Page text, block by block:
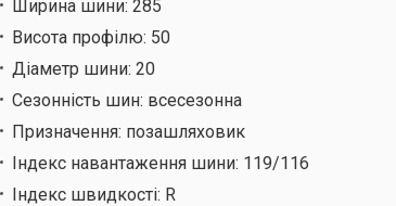
Ширина шини: 285
Висота профілю: 50
Діаметр шини: 20
Сезонність шин: всесезонна
Призначення: позашляховик
Індекс навантаження шини: 119/116
Індекс швидкості: R